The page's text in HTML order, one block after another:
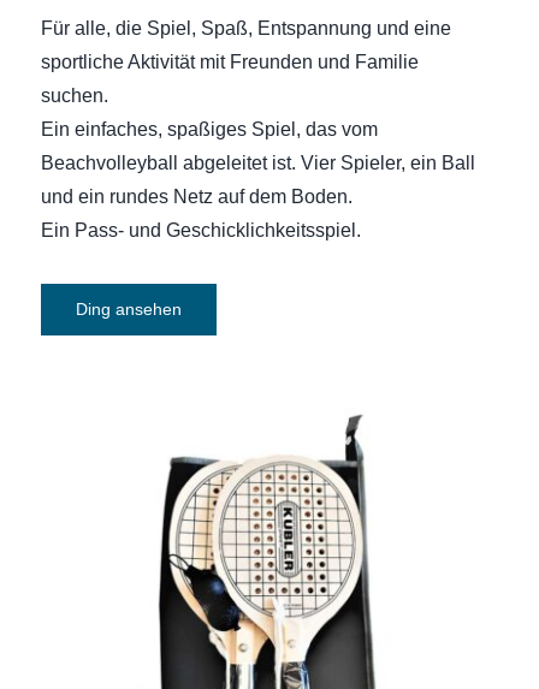
Für alle, die Spiel, Spaß, Entspannung und eine
sportliche Aktivität mit Freunden und Familie
suchen.
Ein einfaches, spaßiges Spiel, das vom
Beachvolleyball abgeleitet ist. Vier Spieler, ein Ball
und ein rundes Netz auf dem Boden.
Ein Pass- und Geschicklichkeitsspiel.
Ding ansehen
Speckbrett-Schläger Set